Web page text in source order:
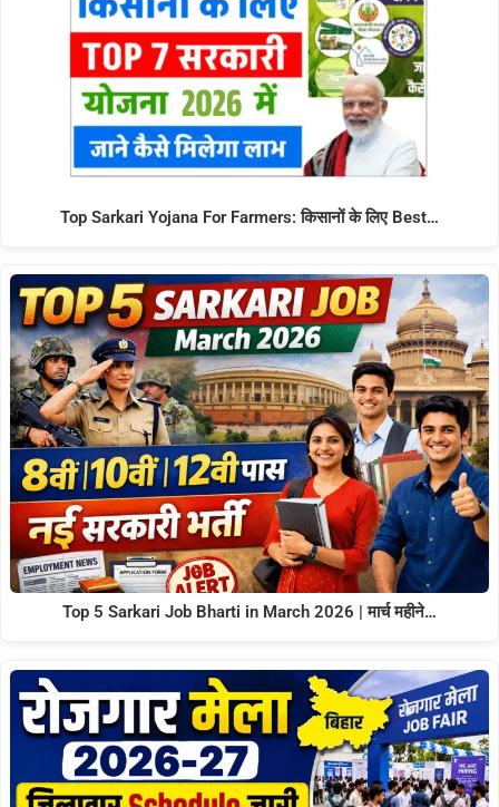
Top Sarkari Yojana For Farmers: किसानों के लिए Best…
Top 5 Sarkari Job Bharti in March 2026 | मार्च महीने…